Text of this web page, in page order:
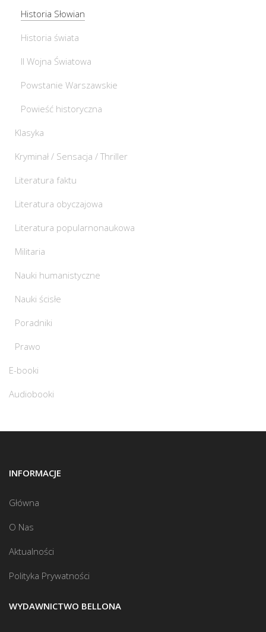
Historia Słowian
Historia świata
II Wojna Światowa
Powstanie Warszawskie
Powieść historyczna
Klasyka
Kryminał / Sensacja / Thriller
Literatura faktu
Literatura obyczajowa
Literatura popularnonaukowa
Militaria
Nauki humanistyczne
Nauki ścisłe
Poradniki
Prawo
E-booki
Audiobooki
INFORMACJE
Główna
O Nas
Aktualności
Polityka Prywatności
WYDAWNICTWO BELLONA